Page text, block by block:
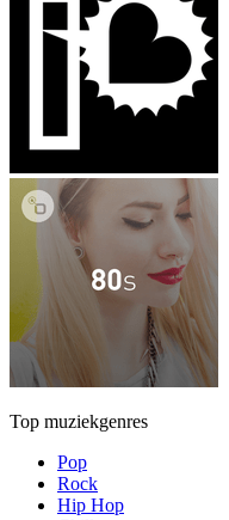
Top muziekgenres
Pop
Rock
Hip Hop